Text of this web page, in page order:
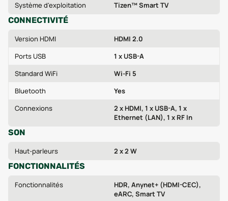
Système d'exploitation Tizen™ Smart TV
CONNECTIVITÉ
Version HDMI
HDMI 2.0
Ports USB
1 x USB-A
Standard WiFi
Wi‑Fi 5
Bluetooth
Yes
Connexions
2 x HDMI, 1 x USB-A, 1 x
Ethernet (LAN), 1 x RF In
SON
Haut-parleurs 2 x 2 W
FONCTIONNALITÉS
Fonctionnalités
HDR, Anynet+ (HDMI-CEC),
eARC, Smart TV